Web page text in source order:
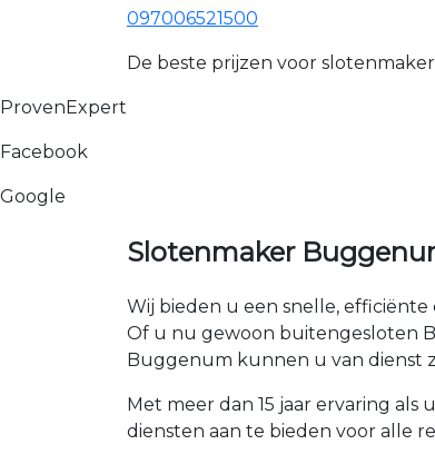
097006521500
De beste prijzen voor
ProvenExpert
Facebook
Google
Slotenmaker
Wij bieden u een snelle,
Of u nu gewoon buitengesloten
Buggenum kunnen u van dienst
Met meer dan 15 jaar ervaring
diensten aan te bieden voor alle